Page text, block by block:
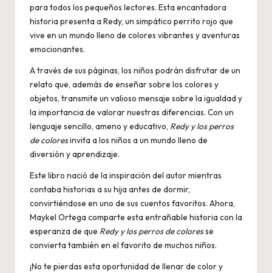
para todos los pequeños lectores. Esta encantadora
historia presenta a Redy, un simpático perrito rojo que
vive en un mundo lleno de colores vibrantes y aventuras
emocionantes.
A través de sus páginas, los niños podrán disfrutar de un
relato que, además de enseñar sobre los colores y
objetos, transmite un valioso mensaje sobre la igualdad y
la importancia de valorar nuestras diferencias. Con un
lenguaje sencillo, ameno y educativo, Redy y los perros
de coloresinvita a los niños a un mundo lleno de
diversión y aprendizaje.
Este libro nació de la inspiración del autor mientras
contaba historias a su hija antes de dormir,
convirtiéndose en uno de sus cuentos favoritos. Ahora,
Maykel Ortega comparte esta entrañable historia con la
esperanza de que Redy y los perros de coloresse
convierta también en el favorito de muchos niños.
¡No te pierdas esta oportunidad de llenar de color y